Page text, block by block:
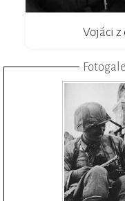
Vojáci z